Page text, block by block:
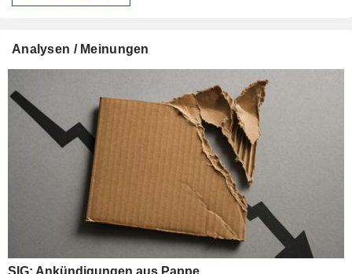
Analysen / Meinungen